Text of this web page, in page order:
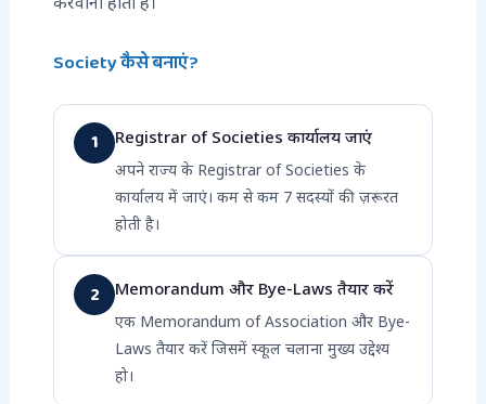
Society कैसे बनाएं?
1 Registrar of Societies कार्यालय जाएं
अपने राज्य के Registrar of Societies के
कार्यालय में जाएं। कम से कम 7 सदस्यों की ज़रूरत
होती है।
2 Memorandum और Bye-Laws तैयार करें
एक Memorandum of Association और Bye-
Laws तैयार करें जिसमें स्कूल चलाना मुख्य उद्देश्य
हो।